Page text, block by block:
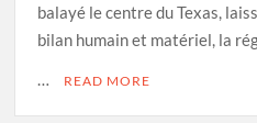
balayé le centre du Texas,
bilan humain et matériel, la
…
READ MORE